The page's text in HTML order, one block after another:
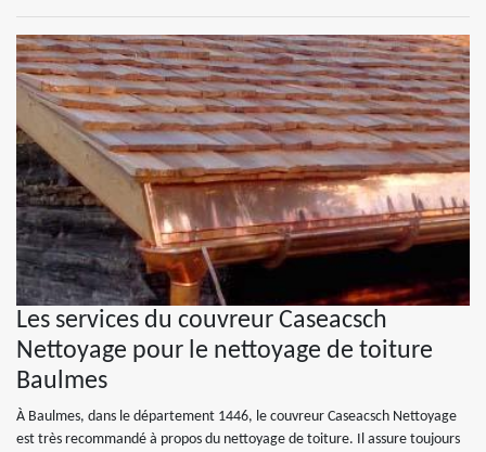
Les services du couvreur Caseacsch
Nettoyage pour le nettoyage de toiture
Baulmes
À Baulmes, dans le département 1446, le couvreur Caseacsch Nettoyage
est très recommandé à propos du nettoyage de toiture. Il assure toujours